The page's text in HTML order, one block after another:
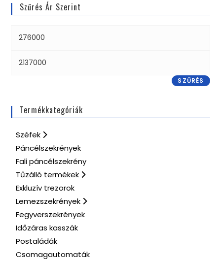
Szűrés Ár Szerint
SZŰRÉS
Termékkategóriák
Széfek
Páncélszekrények
Fali páncélszekrény
Tűzálló termékek
Exkluzív trezorok
Lemezszekrények
Fegyverszekrények
Időzáras kasszák
Postaládák
Csomagautomaták